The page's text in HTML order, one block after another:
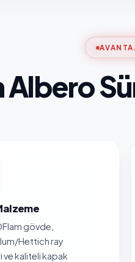
Albero
gövde,
Hettich ray
ve kaliteli kapak